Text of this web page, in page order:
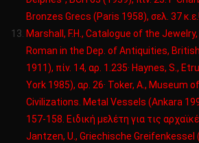
Bronzes Grecs (Paris 1958), σελ. 37
Marshall, F.H., Catalogue of the
Roman in the Dep. of Antiquities,
1911), πίν. 14, αρ. 1.235· Haynes, S.,
York 1985), αρ. 26· Toker, A., Museum
Civilizations. Metal Vessels (Ankara
157-158. Ειδική μελέτη για τις
Jantzen, U., Griechische Greifenkessel